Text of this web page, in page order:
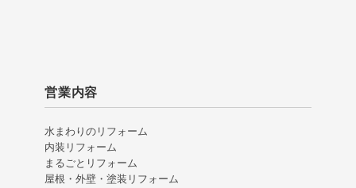
営業内容
水まわりのリフォーム
内装リフォーム
まるごとリフォーム
屋根・外壁・塗装リフォーム